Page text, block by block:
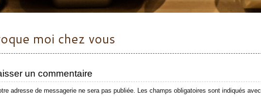
moi chez vous
un commentaire
adresse de messagerie ne sera pas publiée. Les champs obligatoires sont indiqués avec